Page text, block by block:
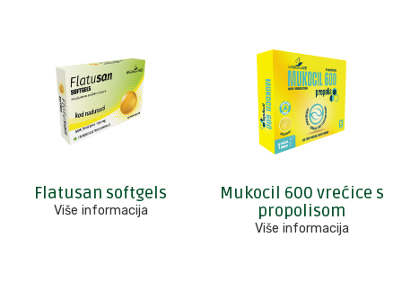
Flatusan softgels
Više informacija
Mukocil 600 vrećice s
propolisom
Više informacija